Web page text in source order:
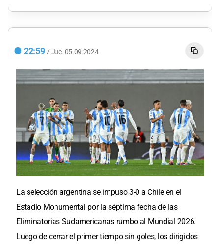
22:59 / Jue. 05.09.2024
La selección argentina se impuso 3-0 a Chile en el
Estadio Monumental por la séptima fecha de las
Eliminatorias Sudamericanas rumbo al Mundial 2026.
Luego de cerrar el primer tiempo sin goles, los dirigidos